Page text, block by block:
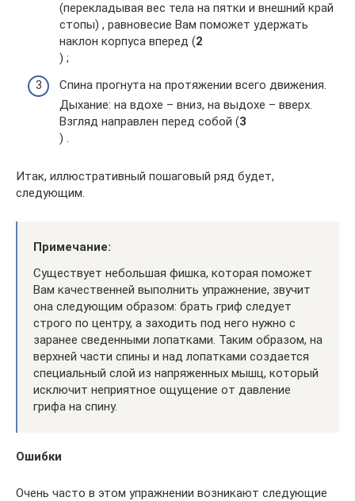
(перекладывая вес тела на пятки и внешний край
стопы) , равновесие Вам поможет удержать
наклон корпуса вперед (2
) ;
Спина прогнута на протяжении всего движения.
Дыхание: на вдохе – вниз, на выдохе – вверх.
Взгляд направлен перед собой (3
) .
Итак, иллюстративный пошаговый ряд будет,
следующим.
Примечание:
Существует небольшая фишка, которая поможет
Вам качественней выполнить упражнение, звучит
она следующим образом: брать гриф следует
строго по центру, а заходить под него нужно с
заранее сведенными лопатками. Таким образом, на
верхней части спины и над лопатками создается
специальный слой из напряженных мышц, который
исключит неприятное ощущение от давление
грифа на спину.
Ошибки
Очень часто в этом упражнении возникают следующие